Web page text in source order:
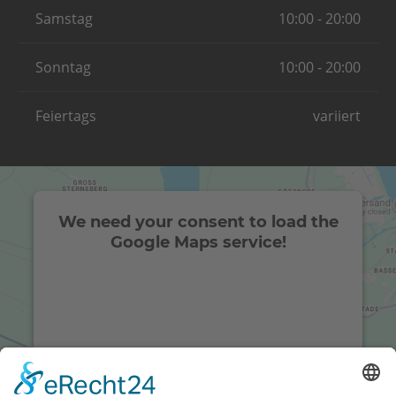
Samstag 10:00 - 20:00
Sonntag 10:00 - 20:00
Feiertags variiert
We need your consent to load the
Google Maps service!
More Information